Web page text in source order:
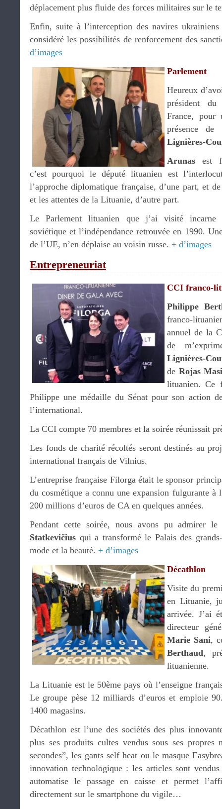
déplacement plus fluide des forces militaires sur le
Enfin, suite à l’interception des navires
considéré les possibilités de renforcement des
d’images
Parlement
Heureux
président du
France, pour
présence de
Lignières-
Arunas est
c’est pourquoi le député lituanien est
l’approche diplomatique française, d’une part, et
et les attentes de la Lituanie, d’autre part.
Le Parlement lituanien que j’ai visité incarne
soviétique et l’indépendance retrouvée en 1990.
de l’UE, n’en déplaise au voisin russe. + d’images
Entrepreneuriat
CCI franco-
Philippe
franco-
annuel de la
de
Lignières-
de Rojas
lituanien. Ce
Philippe une médaille du Sénat pour son action
l’international.
La CCI compte 70 membres et la soirée réunissait
Les fonds de charité récoltés seront destinés au
international français de Vilnius.
L’entreprise française Filorga était le sponsor
du cosmétique a connu une expansion fulgurante à
200 millions d’euros de CA en quelques années.
Pendant cette soirée, nous avons pu admirer
Statkevičius qui a transformé le Palais des
mode et la beauté. + d’images
Décathlon
Visite du
en Lituanie,
arrivée. J’ai
directeur
Marie Sani,
Berthaud,
lituanienne.
La Lituanie est le 50ème pays où l’enseigne
Le groupe pèse 12 milliards d’euros et emploie
1400 magasins.
Décathlon est l’une des sociétés des plus
plus ses produits cultes vendus sous ses propres
secondes”, les gants self heat ou le masque
innovation technologique : les articles sont
automatise le passage en caisse et permet
directement sur le smartphone du vigile…